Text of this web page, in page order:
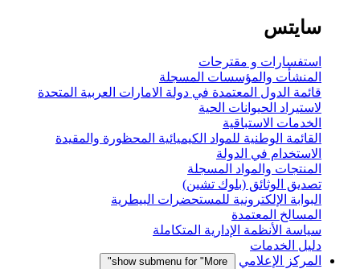
سايتس
استفسارات و مقترحات
المنشأت والمؤسسات المسجلة
قائمة الدول المعتمدة في دولة الامارات العربية المتحدة
لاستيراد الحيوانات الحية
الخدمات الاستباقية
القائمة الوطنية للمواد الكيميائية المحظورة والمقيدة
الاستخدام في الدولة
المنتجات والمواد المسجلة
تصديق الوثائق (بلوك تشين)
البوابة الإلكترونية للمستحضرات البيطرية
المسالخ المعتمدة
سياسة الأنظمة الإدارية المتكاملة
دليل الخدمات
المركز الإعلامي
show submenu for "More"